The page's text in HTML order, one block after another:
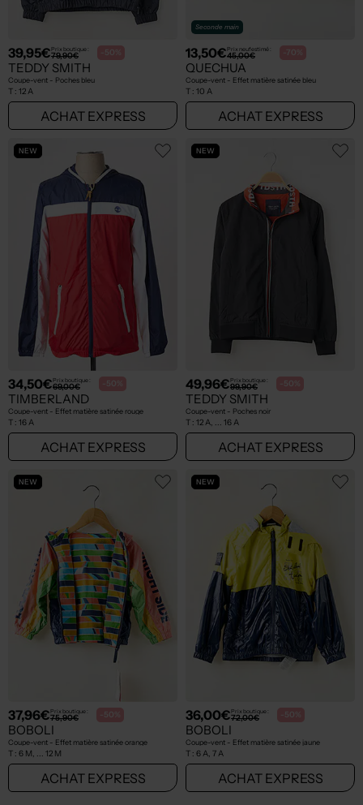
39,95€Prix boutique :
79,90€ -50%
TEDDY SMITH
Coupe-vent - Poches bleu
T : 12 A
ACHAT EXPRESS
Seconde main
13,50€Prix neuf estimé :
45,00€ -70%
QUECHUA
Coupe-vent - Effet matière satinée bleu
T : 10 A
ACHAT EXPRESS
NEW
34,50€Prix boutique :
69,00€ -50%
TIMBERLAND
Coupe-vent - Effet matière satinée rouge
T : 16 A
ACHAT EXPRESS
NEW
49,96€Prix boutique :
99,90€ -50%
TEDDY SMITH
Coupe-vent - Poches noir
T : 12 A, ... 16 A
ACHAT EXPRESS
NEW
37,96€Prix boutique :
75,90€ -50%
BOBOLI
Coupe-vent - Effet matière satinée orange
T : 6 M, ... 12 M
ACHAT EXPRESS
NEW
36,00€Prix boutique :
72,00€ -50%
BOBOLI
Coupe-vent - Effet matière satinée jaune
T : 6 A, 7 A
ACHAT EXPRESS